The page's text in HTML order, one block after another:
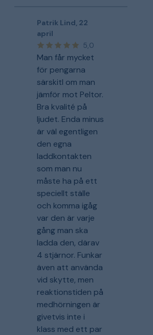
Patrik Lind 22
april
5,0
Man får mycket
för pengarna
särskitl om man
jämför mot Peltor.
Bra kvalité på
ljudet. Enda minus
är väl egentligen
den egna
laddkontakten
som man nu
måste ha på ett
speciellt ställe
och komma igåg
var den är varje
gång man ska
ladda den, därav
4 stjärnor. Funkar
även att använda
vid skytte, men
reaktionstiden på
medhörningen är
givetvis inte i
klass med ett par